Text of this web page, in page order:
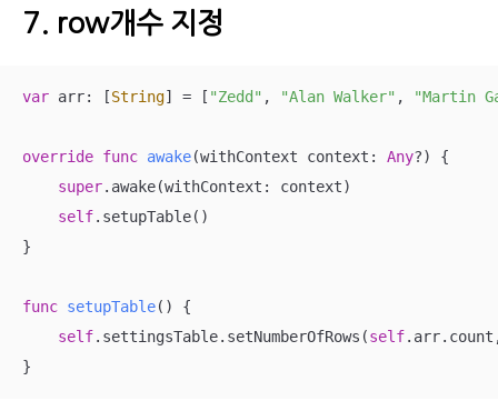
7. row개수 지정
var arr: [String] = [ "Zedd" , "Alan Walker" , "Martin
override func awake(withContext context : Any?)
{
super.awake(withContext: context)
self.setupTable()
}
func setupTable()
{
self.settingsTable.setNumberOfRows(self
}